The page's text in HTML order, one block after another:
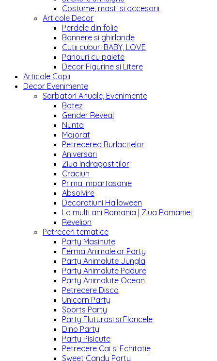
Costume, masti si accesorii
Articole Decor
Perdele din folie
Bannere si ghirlande
Cutii cuburi BABY, LOVE
Panouri cu paiete
Decor Figurine si Litere
Articole Copii
Decor Evenimente
Sarbatori Anuale, Evenimente
Botez
Gender Reveal
Nunta
Majorat
Petrecerea Burlacitelor
Aniversari
Ziua Indragostitilor
Craciun
Prima Impartasanie
Absolvire
Decoratiuni Halloween
La multi ani Romania | Ziua Romaniei
Revelion
Petreceri tematice
Party Masinute
Ferma Animalelor Party
Party Animalute Jungla
Party Animalute Padure
Party Animalute Ocean
Petrecere Disco
Unicorn Party
Sports Party
Party Fluturasi si Floricele
Dino Party
Party Pisicute
Petrecere Cai si Echitatie
Sweet Candy Party